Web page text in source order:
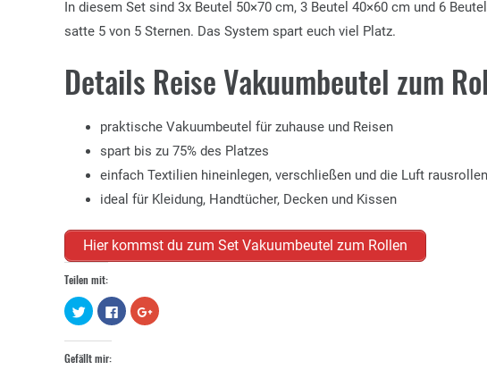
In diesem Set sind 3x Beutel 50×70 cm, 3 Beutel 40×60 cm und 6
satte 5 von 5 Sternen. Das System spart euch viel Platz.
Details Reise Vakuumbeutel zum
praktische Vakuumbeutel für zuhause und Reisen
spart bis zu 75% des Platzes
einfach Textilien hineinlegen, verschließen und die Luft rausrollen
ideal für Kleidung, Handtücher, Decken und Kissen
Hier kommst du zum Set Vakuumbeutel zum Rollen
Teilen mit:
Klick,
um
über
Twitter
zu
teilen
Klick,
um
Zum
Teilen
Gefällt mir: